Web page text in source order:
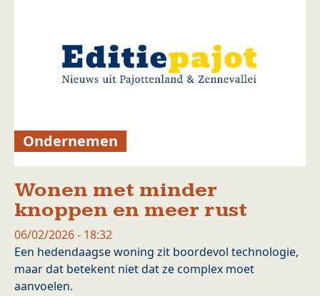
Ondernemen
Wonen met minder
knoppen en meer rust
06/02/2026 - 18:32
Een hedendaagse woning zit boordevol technologie,
maar dat betekent niet dat ze complex moet
aanvoelen.